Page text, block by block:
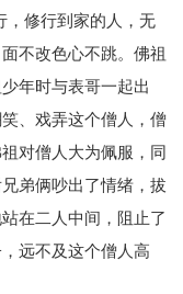
，修行到家的人，无
不改色心不跳。佛祖
年时与表哥一起出
、戏弄这个僧人，僧
对僧人大为佩服，同
弟俩吵出了情绪，拔
在二人中间，阻止了
远不及这个僧人高